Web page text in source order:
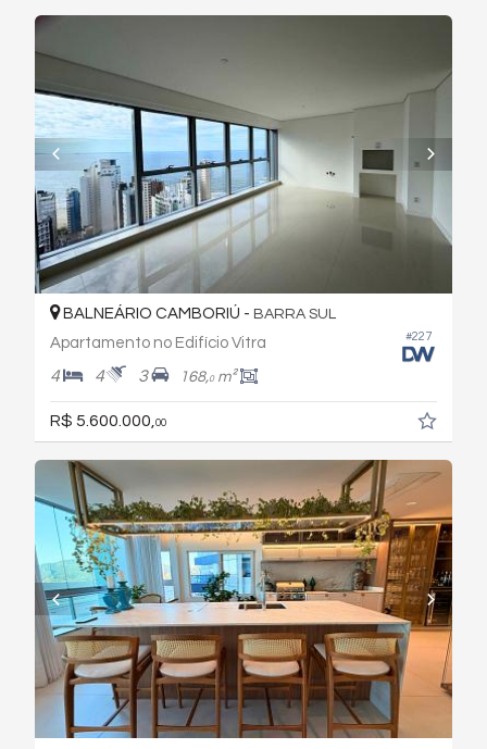
#227
BALNEÁRIO CAMBORIÚ - BARRA SUL
Apartamento no Edifício Vitra
4 4 3 168,0m²
R$ 5.600.000, 00